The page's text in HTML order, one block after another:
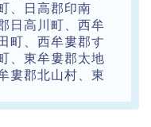
、日高郡印南
日高川町、西牟
町、西牟婁郡す
、東牟婁郡太地
婁郡北山村、東